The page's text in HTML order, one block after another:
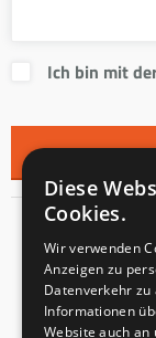
Ich bin mit
Diese
Cookies.
Wir verwenden
Anzeigen zu
Datenverkehr
Informationen
Website auch an